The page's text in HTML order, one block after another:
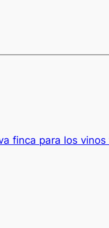
finca para los